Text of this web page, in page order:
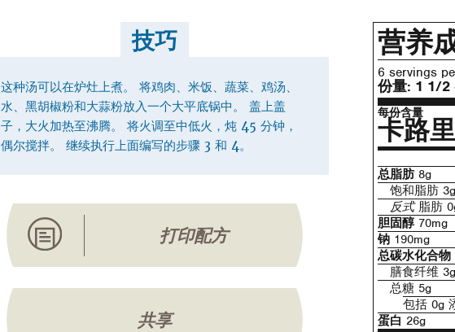
技巧
这种汤可以在炉灶上煮。 将鸡肉、米饭、蔬菜、鸡汤、
水、黑胡椒粉和大蒜粉放入一个大平底锅中。 盖上盖
子，大火加热至沸腾。 将火调至中低火，炖 45 分钟，
偶尔搅拌。 继续执行上面编写的步骤 3 和 4。
打印配方
共享
营养
6 servings
份量: 1 1/2
每份含量
卡路里
总脂肪8g
饱和脂肪 3g
反式脂肪
胆固醇70mg
钠 190mg
总碳水化合物
膳食纤维 3g
总糖 5g
包括 0g
蛋白 26g